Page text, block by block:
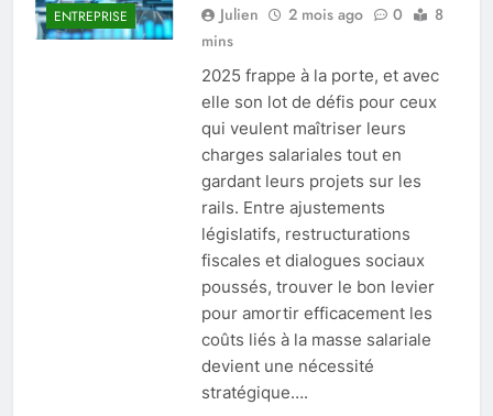
ENTREPRISE Julien 2 mois ago 0
8
mins
2025 frappe à la porte, et avec
elle son lot de défis pour ceux
qui veulent maîtriser leurs
charges salariales tout en
gardant leurs projets sur les
rails. Entre ajustements
législatifs, restructurations
fiscales et dialogues sociaux
poussés, trouver le bon levier
pour amortir efficacement les
coûts liés à la masse salariale
devient une nécessité
stratégique….